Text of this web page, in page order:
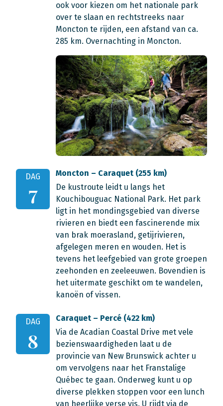
ook voor kiezen om het nationale park
over te slaan en rechtstreeks naar
Moncton te rijden, een afstand van ca.
285 km. Overnachting in Moncton.
DAG
7
Moncton – Caraquet (255 km)
De kustroute leidt u langs het
Kouchibouguac National Park. Het park
ligt in het mondingsgebied van diverse
rivieren en biedt een fascinerende mix
van brak moerasland, getijrivieren,
afgelegen meren en wouden. Het is
tevens het leefgebied van grote groepen
zeehonden en zeeleeuwen. Bovendien is
het uitermate geschikt om te wandelen,
kanoën of vissen.
DAG
8
Caraquet – Percé (422 km)
Via de Acadian Coastal Drive met vele
bezienswaardigheden laat u de
provincie van New Brunswick achter u
om vervolgens naar het Franstalige
Québec te gaan. Onderweg kunt u op
diverse plekken stoppen voor een lunch
van heerlijke verse vis. U rijdt via de